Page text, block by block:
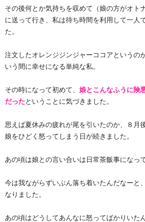
その後何とか気持ちを収めて（娘の方がオト
に送って行き、私は待ち時間を利用して一人
た。
注文したオレンジジンジャーココアというの
いう間に幸せになる単純な私。
その時になって初めて、 娘とこんなふうに険
だったということに気づきました。
思えば夏休みの疲れが尾を引いたのか、８月
娘をひどく怒ってしまう日が続きました。
あの頃は娘との言い合いは日常茶飯事になっ
今は我ながらずいぶん落ち着いたんだなーと
なりました。
あの頃はどうしてあんなに怒ってばかりいた